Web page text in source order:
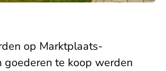
op Marktplaats-
goederen te koop werden